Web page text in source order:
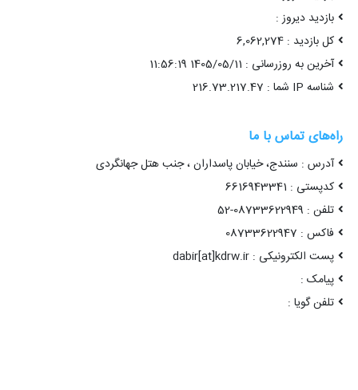
بازدید دیروز :
کل بازدید : 6,062,274
آخرین به روزرسانی : 1405/05/11 11:56:19
شناسه IP شما : 216.73.217.47
راه‌های تماس با ما
آدرس : سنندج، خیابان پاسداران ، جنب هتل جهانگردی
کدپستی : 6616943341
تلفن : 08733622949-52
فاکس : 08733622947
پست الکترونیکی : dabir[at]kdrw.ir
پیامک :
تلفن گویا :